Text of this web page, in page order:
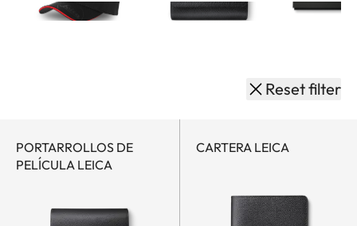
Filtrar
Reset filter
PORTARROLLOS DE
PELÍCULA LEICA
CARTERA LEICA